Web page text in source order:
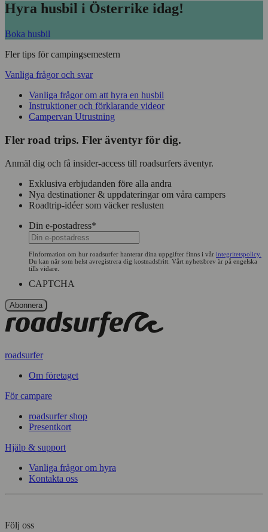
Hyra husbil i Österrike idag!
Boka husbil
Fler tips för campingsemestern
Vanliga frågor och svar
Vanliga frågor om att hyra en husbil
Instruktioner och förklarande videor
Campervan Utrustning
Fler road trips. Fler äventyr för dig.
Anmäl dig och få insider-access till roadsurfers äventyr.
Exklusiva erbjudanden före alla andra
Nya destinationer & uppdateringar om våra campers
Roadtrip-idéer som väcker reslusten
Din e-postadress*
FInformation om hur roadsurfer hanterar dina uppgifter finns i vår integritetspolicy.
Du kan när som helst avregistrera dig kostnadsfritt. Vårt nyhetsbrev är på engelska
tills vidare.
CAPTCHA
roadsurfer
Om företaget
För campare
roadsurfer shop
Presentkort
Hjälp & support
Vanliga frågor om hyra
Kontakta oss
Följ oss